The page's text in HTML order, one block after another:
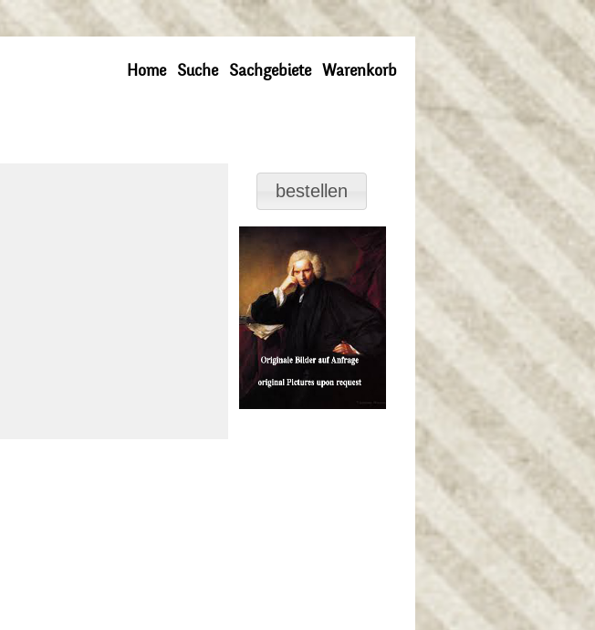
Home Suche Sachgebiete Warenkorb